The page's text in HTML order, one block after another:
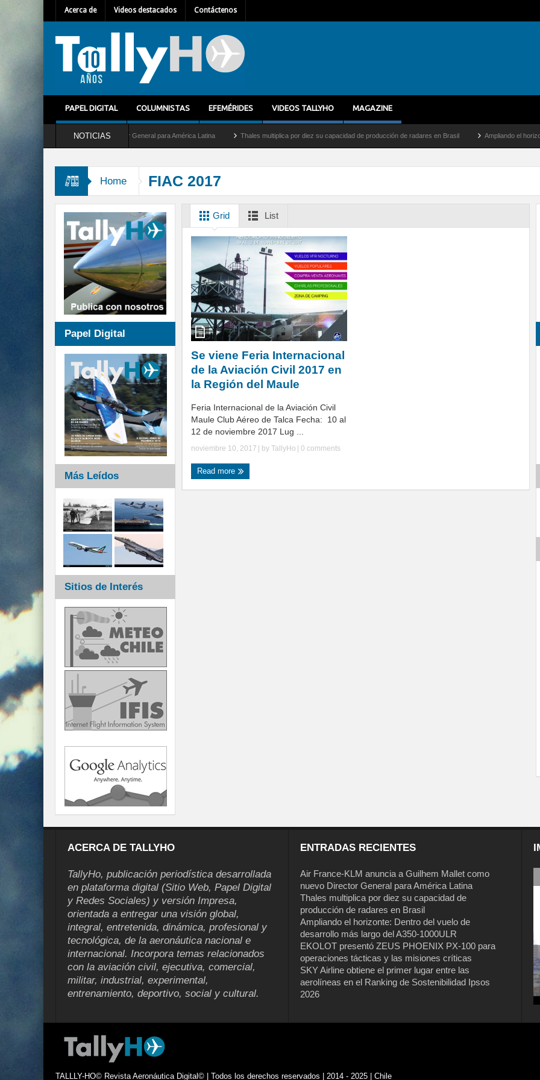
Acerca de Videos destacados Contáctenos
PAPEL DIGITAL COLUMNISTAS EFEMÉRIDES VIDEOS TALLYHO MAGAZINE
NOTICIAS
Mallet como nuevo Director General para América Latina Thales multiplica por diez su capacidad de producción de radares en Brasil Ampliando el horizonte:
Home FIAC 2017
Grid List
Se viene Feria Internacional
de la Aviación Civil 2017 en
la Región del Maule
Feria Internacional de la Aviación Civil
Maule Club Aéreo de Talca Fecha: 10 al
12 de noviembre 2017 Lug ...
noviembre 10, 2017 | by TallyHo 0 comments
Read more
Papel Digital
Más Leídos
Sitios de Interés
ACERCA DE TALLYHO
TallyHo, publicación periodística desarrollada
en plataforma digital (Sitio Web, Papel Digital
y Redes Sociales) y versión Impresa,
orientada a entregar una visión global,
integral, entretenida, dinámica, profesional y
tecnológica, de la aeronáutica nacional e
internacional. Incorpora temas relacionados
con la aviación civil, ejecutiva, comercial,
militar, industrial, experimental,
entrenamiento, deportivo, social y cultural.
ENTRADAS RECIENTES
Air France-KLM anuncia a Guilhem Mallet como
nuevo Director General para América Latina
Thales multiplica por diez su capacidad de
producción de radares en Brasil
Ampliando el horizonte: Dentro del vuelo de
desarrollo más largo del A350-1000ULR
EKOLOT presentó ZEUS PHOENIX PX-100 para
operaciones tácticas y las misiones críticas
SKY Airline obtiene el primer lugar entre las
aerolíneas en el Ranking de Sostenibilidad Ipsos
2026
TALLLY-HO© Revista Aeronáutica Digital© | Todos los derechos reservados | 2014 - 2025 | Chile